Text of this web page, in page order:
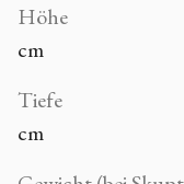
Höhe
cm
Tiefe
cm